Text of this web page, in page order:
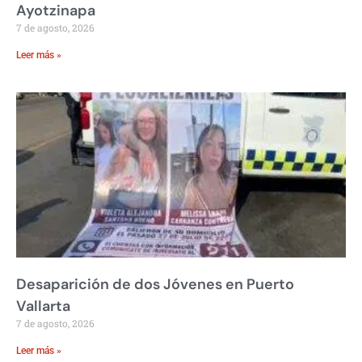
Ayotzinapa
7 de agosto, 2026
Leer más »
Desaparición de dos Jóvenes en Puerto
Vallarta
7 de agosto, 2026
Leer más »